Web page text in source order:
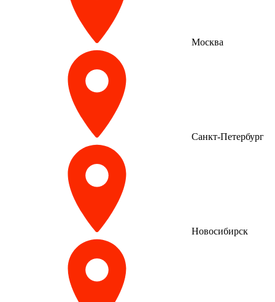
Москва
Санкт-Петербург
Новосибирск